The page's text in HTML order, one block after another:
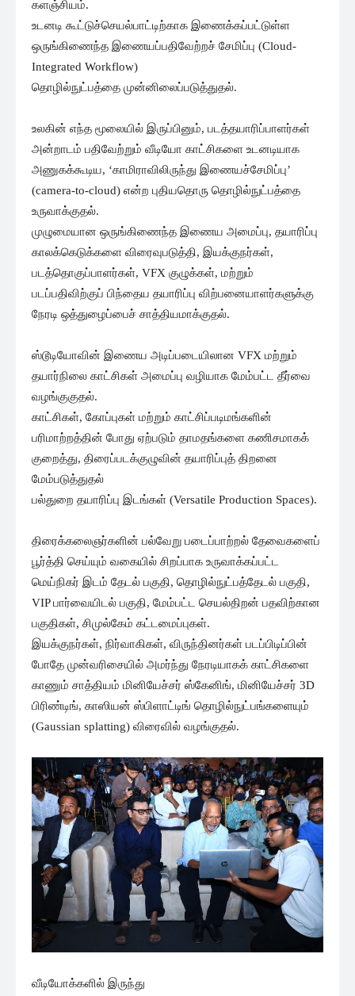
களஞ்சியம்.
உடனடி கூட்டுச்செயல்பாட்டிற்காக இணைக்கப்பட்டுள்ள
ஒருங்கிணைந்த இணையப்பதிவேற்றச் சேமிப்பு (Cloud-
Integrated Workflow)
தொழில்நுட்பத்தை முன்னிலைப்படுத்துதல்.
உலகின் எந்த மூலையில் இருப்பினும், படத்தயாரிப்பாளர்கள்
அன்றாடம் பதிவேற்றும் வீடியோ காட்சிகளை உடனடியாக
அணுகக்கூடிய, ‘காமிராவிலிருந்து இணையச்சேமிப்பு’
(camera-to-cloud) என்ற புதியதொரு தொழில்நுட்பத்தை
உருவாக்குதல்.
முழுமையான ஒருங்கிணைந்த இணைய அமைப்பு, தயாரிப்பு
காலக்கெடுக்களை விரைவுபடுத்தி, இயக்குநர்கள்,
படத்தொகுப்பாளர்கள், VFX குழுக்கள், மற்றும்
படப்பதிவிற்குப் பிந்தைய தயாரிப்பு விற்பனையாளர்களுக்கு
நேரடி ஒத்துழைப்பைச் சாத்தியமாக்குதல்.
ஸ்டூடியோவின் இணைய அடிப்படையிலான VFX மற்றும்
தயார்நிலை காட்சிகள் அமைப்பு வழியாக மேம்பட்ட தீர்வை
வழங்குகுதல்.
காட்சிகள், கோப்புகள் மற்றும் காட்சிப்படிமங்களின்
பரிமாற்றத்தின் போது ஏற்படும் தாமதங்களை கணிசமாகக்
குறைத்து, திரைப்படக்குழுவின் தயாரிப்புத் திறனை
மேம்படுத்துதல்
பல்துறை தயாரிப்பு இடங்கள் (Versatile Production Spaces).
திரைக்கலைஞர்களின் பல்வேறு படைப்பாற்றல் தேவைகளைப்
பூர்த்தி செய்யும் வகையில் சிறப்பாக உருவாக்கப்பட்ட
மெய்நிகர் இடம் தேடல் பகுதி, தொழில்நுட்பத்தேடல் பகுதி,
VIP பார்வையிடல் பகுதி, மேம்பட்ட செயல்திறன் பதவிற்கான
பகுதிகள், சிமுல்கேம் கட்டமைப்புகள்.
இயக்குநர்கள், நிர்வாகிகள், விருந்தினர்கள் படப்பிடிப்பின்
போதே முன்வரிசையில் அமர்ந்து நேரடியாகக் காட்சிகளை
காணும் சாத்தியம் மினியேச்சர் ஸ்கேனிங், மினியேச்சர் 3D
பிரிண்டிங், காஸியன் ஸ்பிளாட்டிங் தொழில்நுட்பங்களையும்
(Gaussian splatting) விரைவில் வழங்குதல்.
வீடியோக்களில் இருந்து